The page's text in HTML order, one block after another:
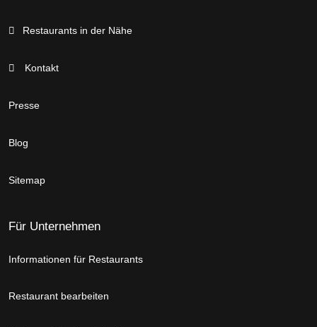
Restaurants in der Nähe
Kontakt
Presse
Blog
Sitemap
Für Unternehmen
Informationen für Restaurants
Restaurant bearbeiten